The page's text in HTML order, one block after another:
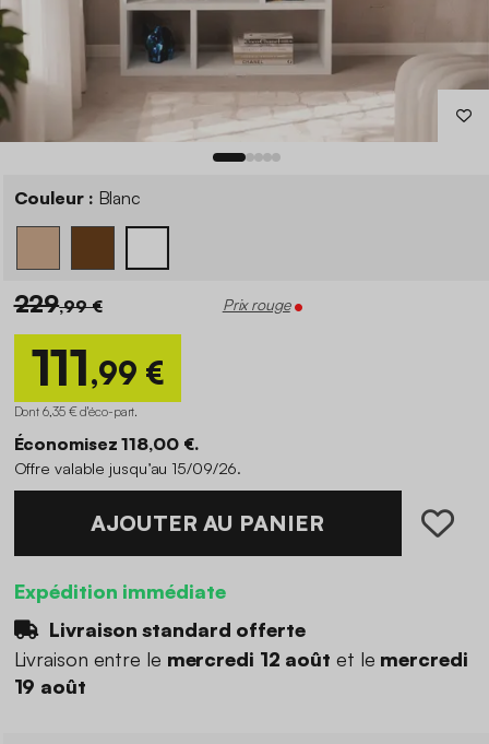
Couleur : Blanc
229,99 € Prix rouge
111,99 €
Dont 6,35 € d'éco-part.
Économisez 118,00 €.
Offre valable jusqu’au 15/09/26.
AJOUTER AU PANIER
Expédition immédiate
Livraison standard offerte
Livraison entre le mercredi 12 août et le mercredi
19 août